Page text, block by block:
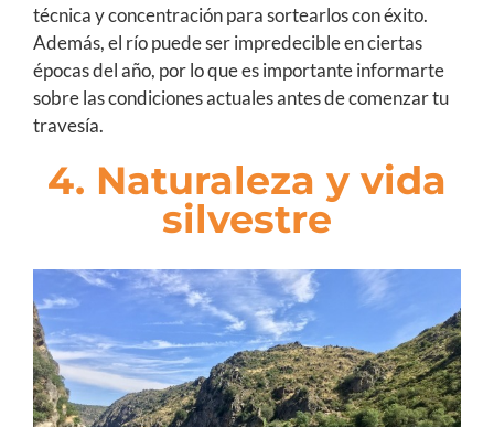
técnica y concentración para sortearlos con éxito.
Además, el río puede ser impredecible en ciertas
épocas del año, por lo que es importante informarte
sobre las condiciones actuales antes de comenzar tu
travesía.
4. Naturaleza y vida
silvestre